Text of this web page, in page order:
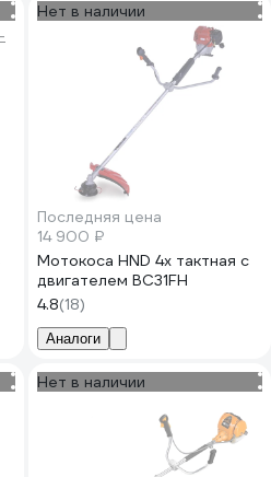
Нет в наличии
Последняя цена
14 900 ₽
Мотокоса HND 4х тактная с
двигателем BC31FH
4.8(18)
Аналоги
Нет в наличии